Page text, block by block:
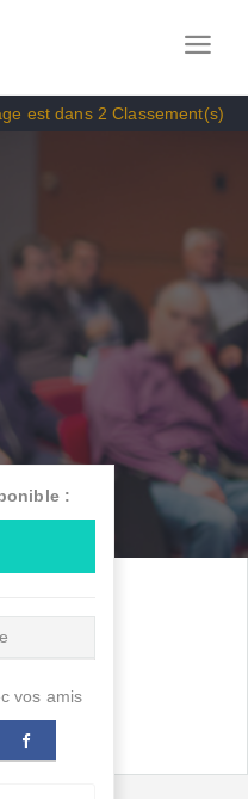
est dans 2 Classement(s)
:
vos amis